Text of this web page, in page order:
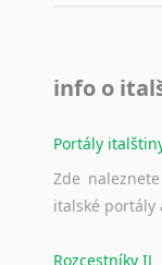
info o
Portály
Zde naleznete
italské portály
Rozcestníky IJ